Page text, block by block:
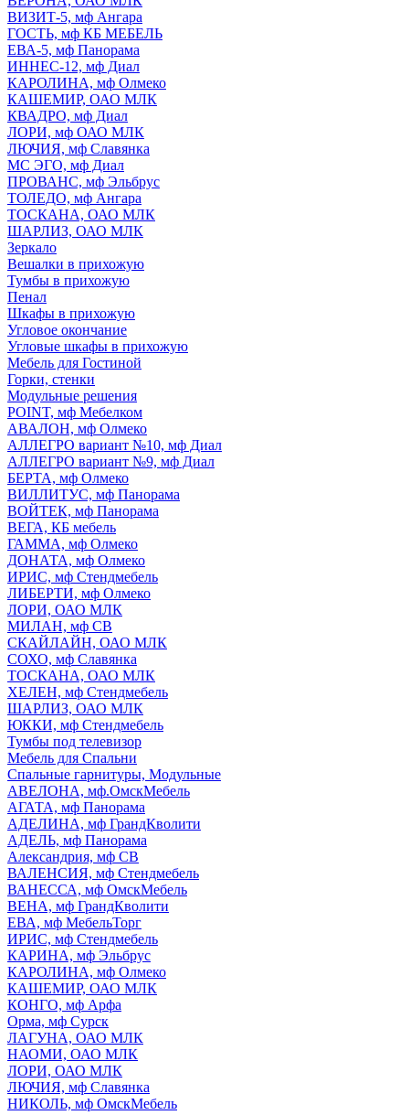
ВИЗИТ-5, мф Ангара
ГОСТЬ, мф КБ МЕБЕЛЬ
ЕВА-5, мф Панорама
ИННЕС-12, мф Диал
КАРОЛИНА, мф Олмеко
КАШЕМИР, ОАО МЛК
КВАДРО, мф Диал
ЛОРИ, мф ОАО МЛК
ЛЮЧИЯ, мф Славянка
МС ЭГО, мф Диал
ПРОВАНС, мф Эльбрус
ТОЛЕДО, мф Ангара
ТОСКАНА, ОАО МЛК
ШАРЛИЗ, ОАО МЛК
Зеркало
Вешалки в прихожую
Тумбы в прихожую
Пенал
Шкафы в прихожую
Угловое окончание
Угловые шкафы в прихожую
Мебель для Гостиной
Горки, стенки
Модульные решения
POINT, мф Мебелком
АВАЛОН, мф Олмеко
АЛЛЕГРО вариант №10, мф Диал
АЛЛЕГРО вариант №9, мф Диал
БЕРТА, мф Олмеко
ВИЛЛИТУС, мф Панорама
ВОЙТЕК, мф Панорама
ВЕГА, КБ мебель
ГАММА, мф Олмеко
ДОНАТА, мф Олмеко
ИРИС, мф Стендмебель
ЛИБЕРТИ, мф Олмеко
ЛОРИ, ОАО МЛК
МИЛАН, мф СВ
СКАЙЛАЙН, ОАО МЛК
СОХО, мф Славянка
ТОСКАНА, ОАО МЛК
ХЕЛЕН, мф Стендмебель
ШАРЛИЗ, ОАО МЛК
ЮККИ, мф Стендмебель
Тумбы под телевизор
Мебель для Спальни
Спальные гарнитуры, Модульные
АВЕЛОНА, мф.ОмскМебель
АГАТА, мф Панорама
АДЕЛИНА, мф ГрандКволити
АДЕЛЬ, мф Панорама
Александрия, мф СВ
ВАЛЕНСИЯ, мф Стендмебель
ВАНЕССА, мф ОмскМебель
ВЕНА, мф ГрандКволити
ЕВА, мф МебельТорг
ИРИС, мф Стендмебель
КАРИНА, мф Эльбрус
КАРОЛИНА, мф Олмеко
КАШЕМИР, ОАО МЛК
КОНГО, мф Арфа
Орма, мф Сурск
ЛАГУНА, ОАО МЛК
НАОМИ, ОАО МЛК
ЛОРИ, ОАО МЛК
ЛЮЧИЯ, мф Славянка
НИКОЛЬ, мф ОмскМебель